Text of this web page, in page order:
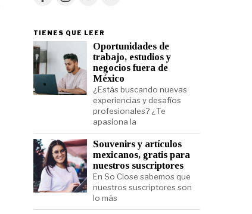
TIENES QUE LEER
Oportunidades de
trabajo, estudios y
negocios fuera de
México
¿Estás buscando nuevas
experiencias y desafíos
profesionales? ¿Te
apasiona la
Souvenirs y artículos
mexicanos, gratis para
nuestros suscriptores
En So Close sabemos que
nuestros suscriptores son
lo más